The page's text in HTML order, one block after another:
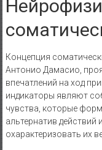
Концепция
Антонио Дамасио,
впечатлений на ход
индикаторы являют
чувства, которые
альтернатив
охарактеризовать их